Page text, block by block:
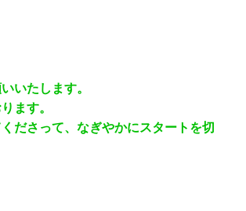
いたします。
ます。
ださって、なぎやかにスタートを切